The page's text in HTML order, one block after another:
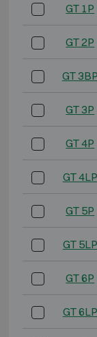
GT 1P
GT 2P
GT 3BP
GT 3P
GT 4P
GT 4LP
GT 5P
GT 5LP
GT 6P
GT 6LP